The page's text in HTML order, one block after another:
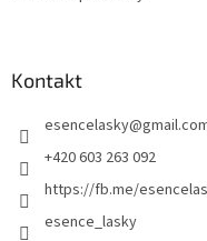
Kontakt
esencelasky@
+420 603 263 092
https://fb.me/
esence_lasky